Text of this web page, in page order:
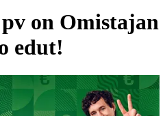
on Omistajan
edut!